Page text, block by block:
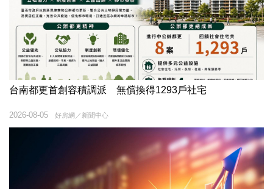
台南都更首創容積調派 無償換得1293戶社宅
好房網／新聞中心
2026-08-05